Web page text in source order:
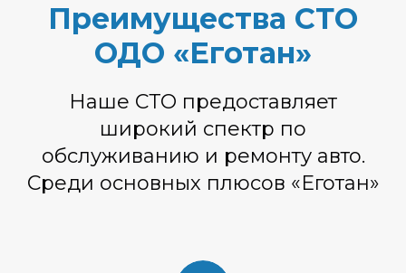
Преимущества СТО
ОДО «Еготан»
Наше СТО предоставляет
широкий спектр по
обслуживанию и ремонту авто.
Среди основных плюсов «Еготан»